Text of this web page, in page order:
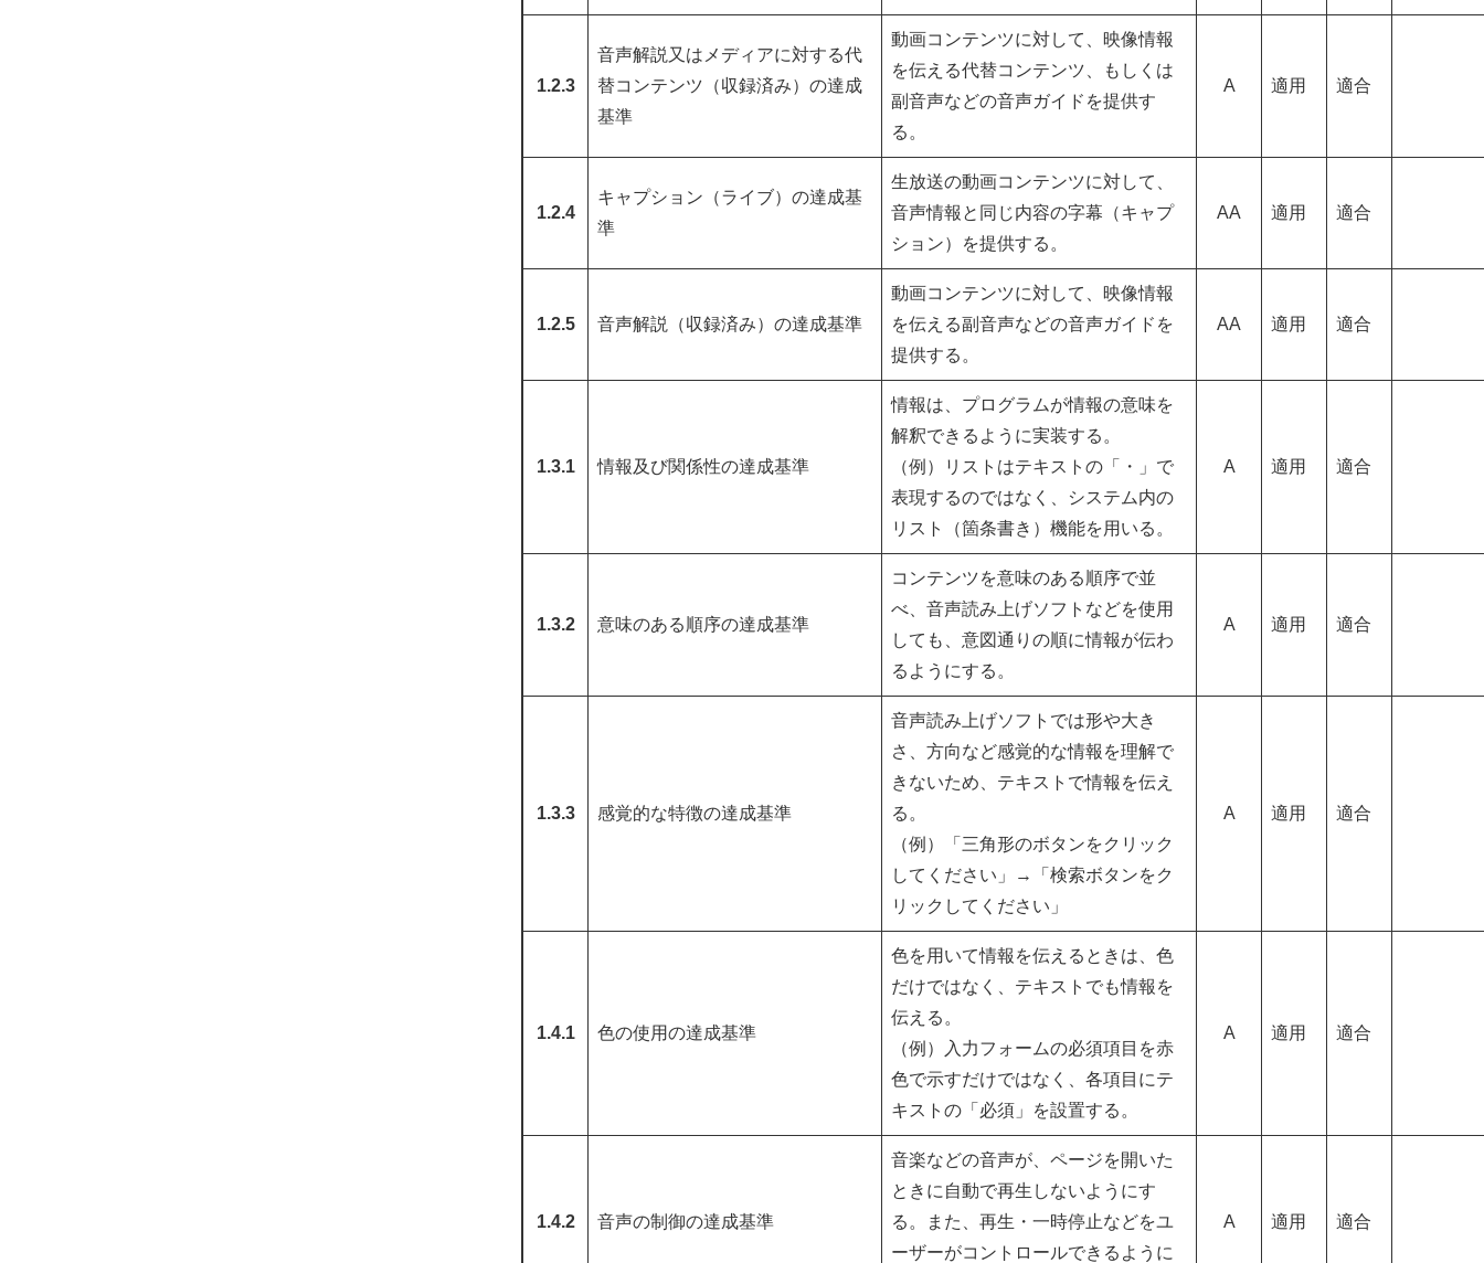
1.2.3
音声解説又はメディアに対する代
替コンテンツ（収録済み）の達成
基準
動画コンテンツに対して、映像情報
を伝える代替コンテンツ、もしくは
副音声などの音声ガイドを提供す
る。
A 適用 適合
1.2.4
キャプション（ライブ）の達成基
準
生放送の動画コンテンツに対して、
音声情報と同じ内容の字幕（キャプ
ション）を提供する。
AA 適用 適合
1.2.5 音声解説（収録済み）の達成基準
動画コンテンツに対して、映像情報
を伝える副音声などの音声ガイドを
提供する。
AA 適用 適合
1.3.1 情報及び関係性の達成基準
情報は、プログラムが情報の意味を
解釈できるように実装する。
（例）リストはテキストの「・」で
表現するのではなく、システム内の
リスト（箇条書き）機能を用いる。
A 適用 適合
1.3.2 意味のある順序の達成基準
コンテンツを意味のある順序で並
べ、音声読み上げソフトなどを使用
しても、意図通りの順に情報が伝わ
るようにする。
A 適用 適合
1.3.3 感覚的な特徴の達成基準
音声読み上げソフトでは形や大き
さ、方向など感覚的な情報を理解で
きないため、テキストで情報を伝え
る。
（例）「三角形のボタンをクリック
してください」→「検索ボタンをク
リックしてください」
A 適用 適合
1.4.1 色の使用の達成基準
色を用いて情報を伝えるときは、色
だけではなく、テキストでも情報を
伝える。
（例）入力フォームの必須項目を赤
色で示すだけではなく、各項目にテ
キストの「必須」を設置する。
A 適用 適合
1.4.2 音声の制御の達成基準
音楽などの音声が、ページを開いた
ときに自動で再生しないようにす
る。また、再生・一時停止などをユ
ーザーがコントロールできるように
A 適用 適合